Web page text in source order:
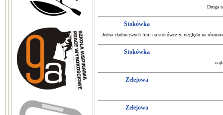
Droga
Stokówka
Jedna zładniejszych linii na stokówce ze względu na
Stokówka
Zelejowa
Zelejowa